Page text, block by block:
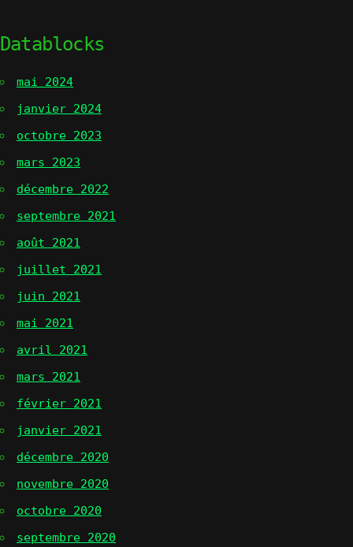
Datablocks
mai 2024
janvier 2024
octobre 2023
mars 2023
décembre 2022
septembre 2021
août 2021
juillet 2021
juin 2021
mai 2021
avril 2021
mars 2021
février 2021
janvier 2021
décembre 2020
novembre 2020
octobre 2020
septembre 2020